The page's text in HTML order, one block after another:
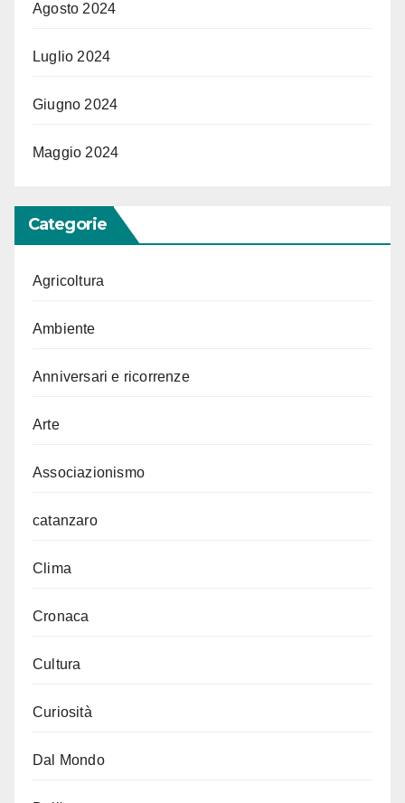
Agosto 2024
Luglio 2024
Giugno 2024
Maggio 2024
Categorie
Agricoltura
Ambiente
Anniversari e ricorrenze
Arte
Associazionismo
catanzaro
Clima
Cronaca
Cultura
Curiosità
Dal Mondo